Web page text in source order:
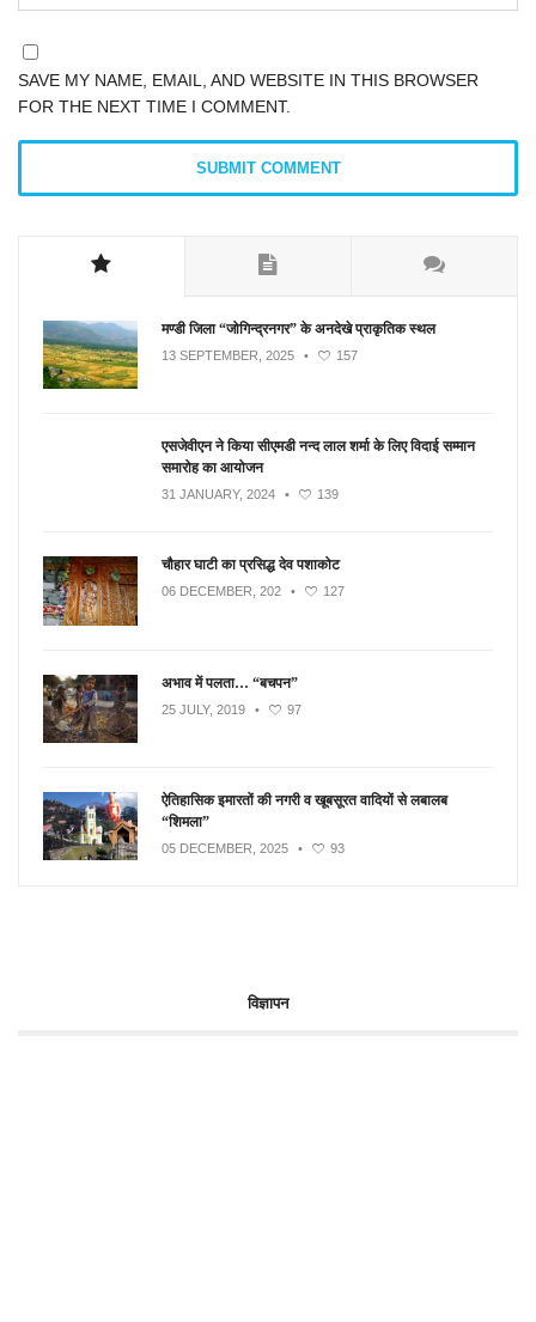
SAVE MY NAME, EMAIL, AND WEBSITE IN THIS BROWSER
FOR THE NEXT TIME I COMMENT.
मण्डी जिला “जोगिन्द्रनगर” के अनदेखे प्राकृतिक स्थल
13 SEPTEMBER, 2025 • 157
एसजेवीएन ने किया सीएमडी नन्‍द लाल शर्मा के लिए विदाई सम्मान
समारोह का आयोजन
31 JANUARY, 2024 • 139
चौहार घाटी का प्रसिद्ध देव पशाकोट
06 DECEMBER, 202 • 127
अभाव में पलता… “बचपन”
25 JULY, 2019 • 97
ऐतिहासिक इमारतों की नगरी व खूबसूरत वादियों से लबालब
“शिमला”
05 DECEMBER, 2025 • 93
विज्ञापन